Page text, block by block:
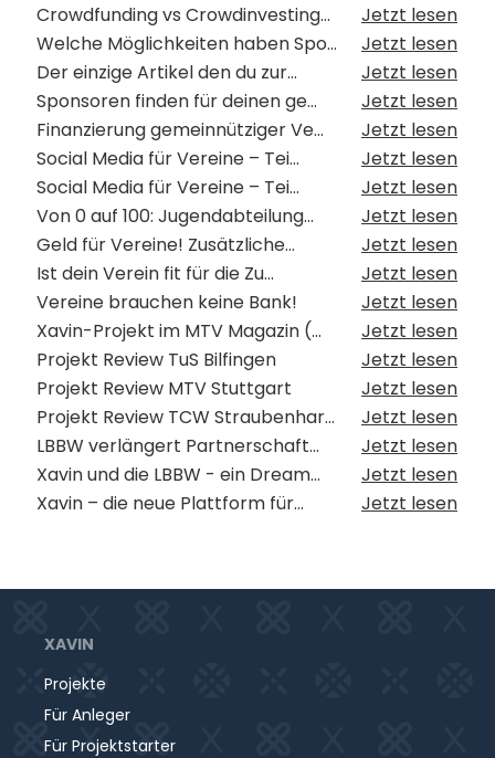
Crowdfunding vs Crowdinvesting...
Jetzt lesen
Welche Möglichkeiten haben Spo...
Jetzt lesen
Der einzige Artikel den du zur...
Jetzt lesen
Sponsoren finden für deinen ge...
Jetzt lesen
Finanzierung gemeinnütziger Ve...
Jetzt lesen
Social Media für Vereine – Tei...
Jetzt lesen
Social Media für Vereine – Tei...
Jetzt lesen
Von 0 auf 100: Jugendabteilung...
Jetzt lesen
Geld für Vereine! Zusätzliche...
Jetzt lesen
Ist dein Verein fit für die Zu...
Jetzt lesen
Vereine brauchen keine Bank!
Jetzt lesen
Xavin-Projekt im MTV Magazin (...
Jetzt lesen
Projekt Review TuS Bilfingen
Jetzt lesen
Projekt Review MTV Stuttgart
Jetzt lesen
Projekt Review TCW Straubenhar...
Jetzt lesen
LBBW verlängert Partnerschaft...
Jetzt lesen
Xavin und die LBBW - ein Dream...
Jetzt lesen
Xavin – die neue Plattform für...
Jetzt lesen
XAVIN
Projekte
Für Anleger
Für Projektstarter